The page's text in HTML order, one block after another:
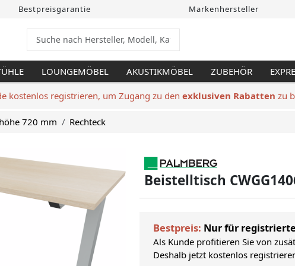
Bestpreisgarantie Markenhersteller
LOUNGEMÖBEL AKUSTIKMÖBEL ZUBEHÖR
kostenlos registrieren, um Zugang zu den exklusiven Rabatten zu
720 mm Rechteck
Beistelltisch
Bestpreis: Nur für
Als Kunde profitieren Sie von
Deshalb jetzt kostenlos